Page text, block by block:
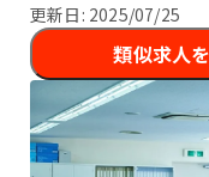
更新日: 2025/07/25
類似求人